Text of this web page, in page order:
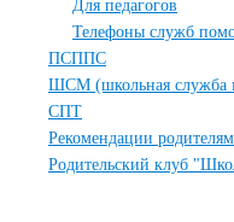
Для педагогов
Телефоны служб
ПСППС
ШСМ (школьная служба
СПТ
Рекомендации
Родительский клуб